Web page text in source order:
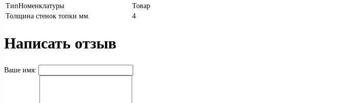
ТипНоменклатуры
Товар
Толщина стенок топки мм.
4
Написать отзыв
Ваше имя: